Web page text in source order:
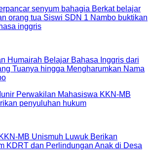
Humairah Belajar Bahasa Inggris dari
Tuanya hingga Mengharumkan Nama
MB Unismuh Luwuk Berikan
KDRT dan Perlindungan Anak di Desa